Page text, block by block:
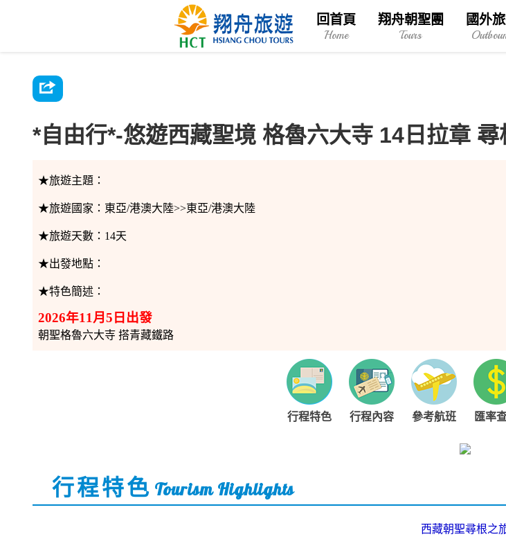
回首頁
Home
翔舟朝聖團
Tours
國外
*自由行*-悠遊西藏聖境 格魯六大寺 14日拉章 尋
★旅遊主題：
★旅遊國家： 東亞/港澳大陸>>東亞/港澳大陸
★旅遊天數： 14天
★出發地點：
★特色簡述：
2026年11月5日出發
朝聖格魯六大寺 搭青藏鐵路
行程特色 行程內容 參考航班 匯率
行程特色 Tourism Highlights
西藏朝聖尋根之